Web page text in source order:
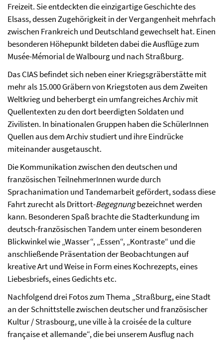
Freizeit. Sie entdeckten die einzigartige Geschichte des
Elsass, dessen Zugehörigkeit in der Vergangenheit mehrfach
zwischen Frankreich und Deutschland gewechselt hat. Einen
besonderen Höhepunkt bildeten dabei die Ausflüge zum
Musée-Mémorial de Walbourg und nach Straßburg.
Das CIAS befindet sich neben einer Kriegsgräberstätte mit
mehr als 15.000 Gräbern von Kriegstoten aus dem Zweiten
Weltkrieg und beherbergt ein umfangreiches Archiv mit
Quellentexten zu den dort beerdigten Soldaten und
Zivilisten. In binationalen Gruppen haben die SchülerInnen
Quellen aus dem Archiv studiert und ihre Eindrücke
miteinander ausgetauscht.
Die Kommunikation zwischen den deutschen und
französischen TeilnehmerInnen wurde durch
Sprachanimation und Tandemarbeit gefördert, sodass diese
Fahrt zurecht als Drittort-Begegnungbezeichnet werden
kann. Besonderen Spaß brachte die Stadterkundung im
deutsch-französischen Tandem unter einem besonderen
Blickwinkel wie „Wasser“, „Essen“, „Kontraste“ und die
anschließende Präsentation der Beobachtungen auf
kreative Art und Weise in Form eines Kochrezepts, eines
Liebesbriefs, eines Gedichts etc.
Nachfolgend drei Fotos zum Thema „Straßburg, eine Stadt
an der Schnittstelle zwischen deutscher und französischer
Kultur / Strasbourg, une ville à la croisée de la culture
française et allemande“, die bei unserem Ausflug nach